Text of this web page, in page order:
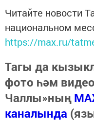
Читайте новости
национальном
https://max.ru/
Тагы да
фото һәм
Чаллы»ның
каналында